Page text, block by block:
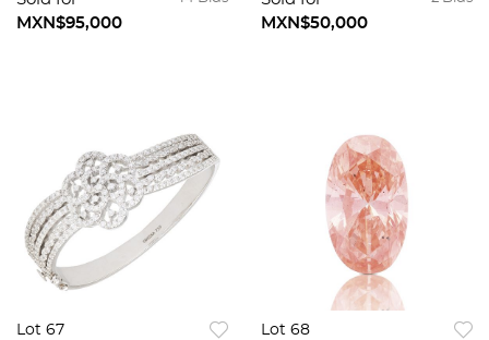
MXN$95,000
MXN$50,000
Lot 67 Lot 68